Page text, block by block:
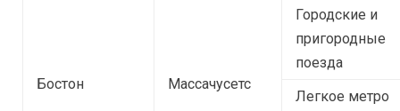
Бостон Массачусетс
Городские и
пригородные
поезда
Легкое метро